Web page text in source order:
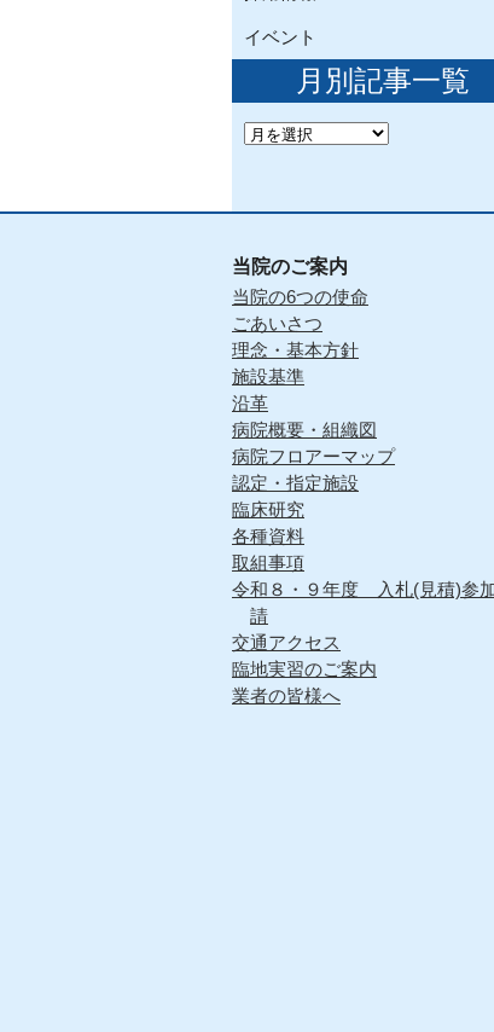
イベント
月別記事一覧
当院のご案内
当院の6つの使命
ごあいさつ
理念・基本方針
施設基準
沿革
病院概要・組織図
病院フロアーマップ
認定・指定施設
臨床研究
各種資料
取組事項
令和８・９年度 入札(見積)参
請
交通アクセス
臨地実習のご案内
業者の皆様へ